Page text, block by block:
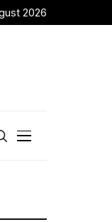
2026